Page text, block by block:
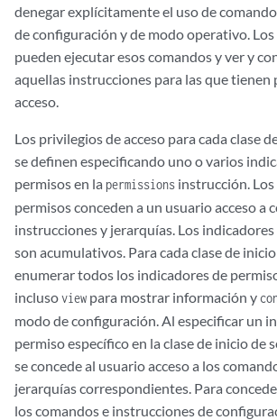
denegar explícitamente el uso de
de configuración y de modo operativo.
pueden ejecutar esos comandos y ver y
aquellas instrucciones para las que tienen
acceso.
Los privilegios de acceso para cada clase
se definen especificando uno o varios
permisos en la permissions instrucción.
permisos conceden a un usuario acceso a
instrucciones y jerarquías. Los
son acumulativos. Para cada clase de
enumerar todos los indicadores de
inclusoview para mostrar información y
modo de configuración. Al especificar un
permiso específico en la clase de inicio de
se concede al usuario acceso a los
jerarquías correspondientes. Para
los comandos e instrucciones de